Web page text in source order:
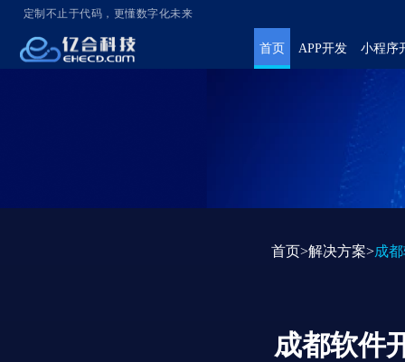
定制不止于代码，更懂数字化未来
首页 APP开发 小程序
首页>解决方案>成
成都软件